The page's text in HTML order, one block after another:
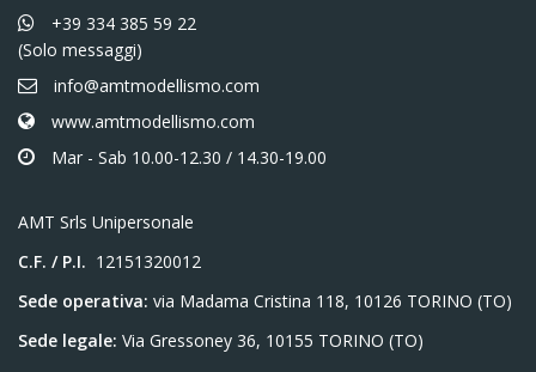
+39 334 385 59 22
(Solo messaggi)
info@amtmodellismo.com
www.amtmodellismo.com
Mar - Sab 10.00-12.30 / 14.30-19.00
AMT Srls Unipersonale
C.F. / P.I. 12151320012
Sede operativa: via Madama Cristina 118, 10126 TORINO (TO)
Sede legale: Via Gressoney 36, 10155 TORINO (TO)